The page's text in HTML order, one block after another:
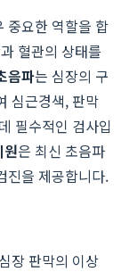
중요한 역할을 합
혈관의 상태를
음파는 심장의 구
심근경색, 판막
필수적인 검사입
원은 최신 초음파
진을 제공합니다.
장 판막의 이상